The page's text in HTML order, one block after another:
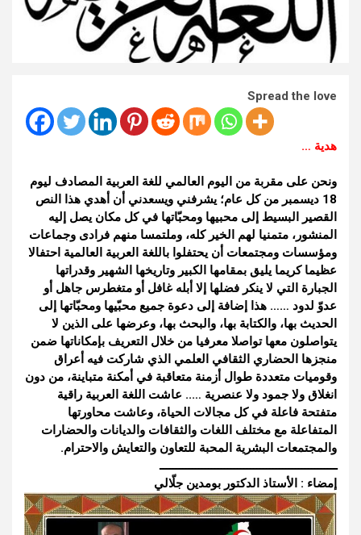
Spread the love
هدية …
ونحن على مقربة من اليوم العالمي للغة العربية المصادف ليوم
18 ديسمبر من كل عام؛ يشرفني ويسعدني أن أهدي هذا النص
القصير البسيط إلى محبيها ومحبّاتها في كل مكان يصل إليه
المنشور، متمنيا لهم الخير كله، وملتمسا منهم فرادى وجماعات
ومؤسسات ومجتمعات أن يحتفلوا باللغة العربية العالمية احتفالا
عظيما كريما يليق بمقامها الكبير وتاريخها الشهير وقدراتها
الجبارة التي لا ينكر فضلها إلا أبله غافل أو متغطرس جاهل أو
عدوّ لدود …… هذا إضافة إلى دعوة جميع محبّيها ومحبّاتها إلى
الحديث بها، والكتابة بها، والبحث بها، وعرضها على الذين لا
يتواصلون معها تواصلا معرفيا من خلال التعريف بإمكاناتها ضمن
منجزها الحضاري الثقافي العلمي الذي شاركت فيه أعراق
وقوميات متعددة طوال أزمنة متعاقبة في أمكنة متباينة، من دون
انغلاق ولا جمود ولا عنصرية ….. عاشت اللغة العربية راقية
متفتحة فاعلة في كل مجالات الحياة، وعاشت محاورتها
المتفاعلة مع مختلف اللغات والثقافات والديانات والحضارات
والمجتمعات البشرية المحبة للتعاون والتعايش والاحترام.
ـــــــــــــــــــــــــــــــــــــــــــــــــــــــ
إمضاء : الأستاذ الدكتور بومدين جلّالي